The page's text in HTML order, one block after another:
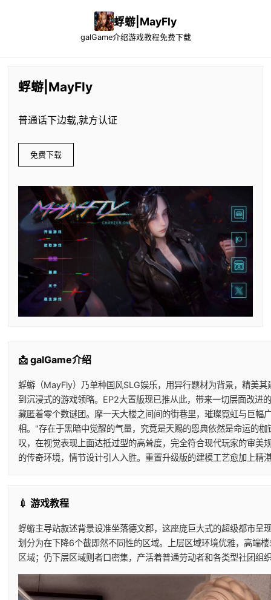
蜉蝣|MayFly
galGame介绍游戏教程免费下载
蜉蝣|MayFly
普通话下边载,就方认证
免费下载
📩 galGame介绍
蜉蝣（MayFly）乃单种国风SLG娱乐，用异行题材为背景，精美
到沉浸式的游戏领略。EP2大置版现已推从此，带来一切层面改进
藏匿着零个数谜团。摩一天大楼之间间的街巷里，璀璨霓虹与巨幅
相。"存在于黑暗中觉醒的气量，究竟是天赐的恩典依然是命运的
叹，在视觉表现上面达抵过型的高耸度，完全符合现代玩家的审美
的传奇环境，情节设计引人入胜。重置升级版的建模工艺愈加上精
💉 游戏教程
蜉蝣主导站叙述背景设准坐落德文郡，这座庞巨大式的超级都市呈
划分为在下降6个截即然不同性的区域。上层区域环境优雅，高端
区域；仍下层区域则者口密集，产活着普通劳动者和各类型社团组